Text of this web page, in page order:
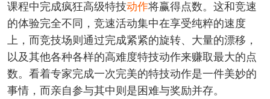
课程中完成疯狂高级特技动作将赢得点数。这和竞速
的体验完全不同，竞速活动集中在享受纯粹的速度
上，而竞技场则通过完成紧紧的旋转、大量的漂移，
以及其他各种各样的高难度特技动作来赚取最大的点
数。看着专家完成一次完美的特技动作是一件美妙的
事情，而亲自参与其中则是困难与奖励并存。